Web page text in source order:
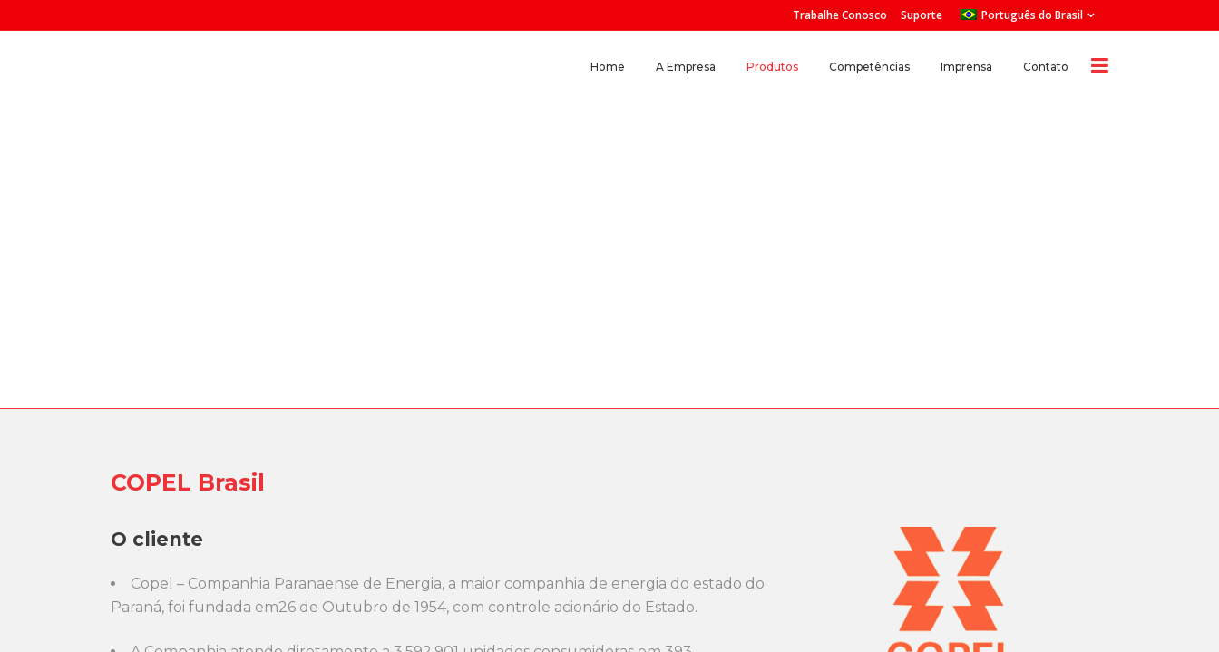
Trabalhe Conosco Suporte Português do Brasil
Home A Empresa Produtos Competências Imprensa Contato
COPEL Brasil
O cliente
Copel – Companhia Paranaense de Energia, a maior companhia de energia do estado do
Paraná, foi fundada em26 de Outubro de 1954, com controle acionário do Estado.